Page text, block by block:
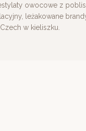
owocowe z
leżakowane
w kieliszku.